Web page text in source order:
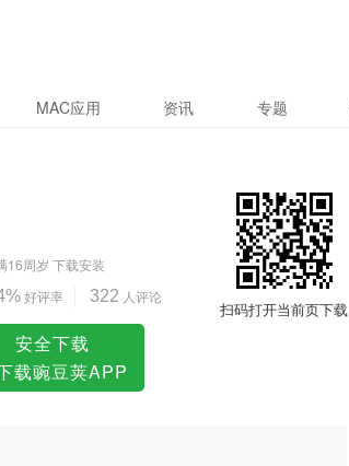
MAC应用 资讯 专题
16周岁 下载安装
好评率 322 人评论
安全下载
载豌豆荚APP
扫码打开当前页下载